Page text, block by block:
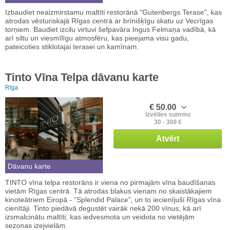
Izbaudiet neaizmirstamu maltīti restorānā "Gutenbergs Terase", kas
atrodas vēsturiskajā Rīgas centrā ar brīnišķīgu skatu uz Vecrīgas
torņiem. Baudiet izcilu virtuvi šefpavāra Ingus Felmaņa vadībā, kā
arī siltu un viesmīlīgu atmosfēru, kas pieejama visu gadu,
pateicoties stiklotajai terasei un kamīnam.
Tinto Vīna Telpa dāvanu karte
Rīga
Dāvanu karte
€ 50.00
Izvēlies summu
30 - 300 €
Atvērt
TINTO vīna telpa restorāns ir viena no pirmajām vīna baudīšanas
vietām Rīgas centrā. Tā atrodas blakus vienam no skaistākajiem
kinoteātriem Eiropā - “Splendid Palace”, un to iecienījuši Rīgas vīna
cienītāji. Tinto piedāvā degustēt vairāk nekā 200 vīnus, kā arī
izsmalcinātu maltīti, kas iedvesmota un veidota no vietējām
sezonas izejvielām.